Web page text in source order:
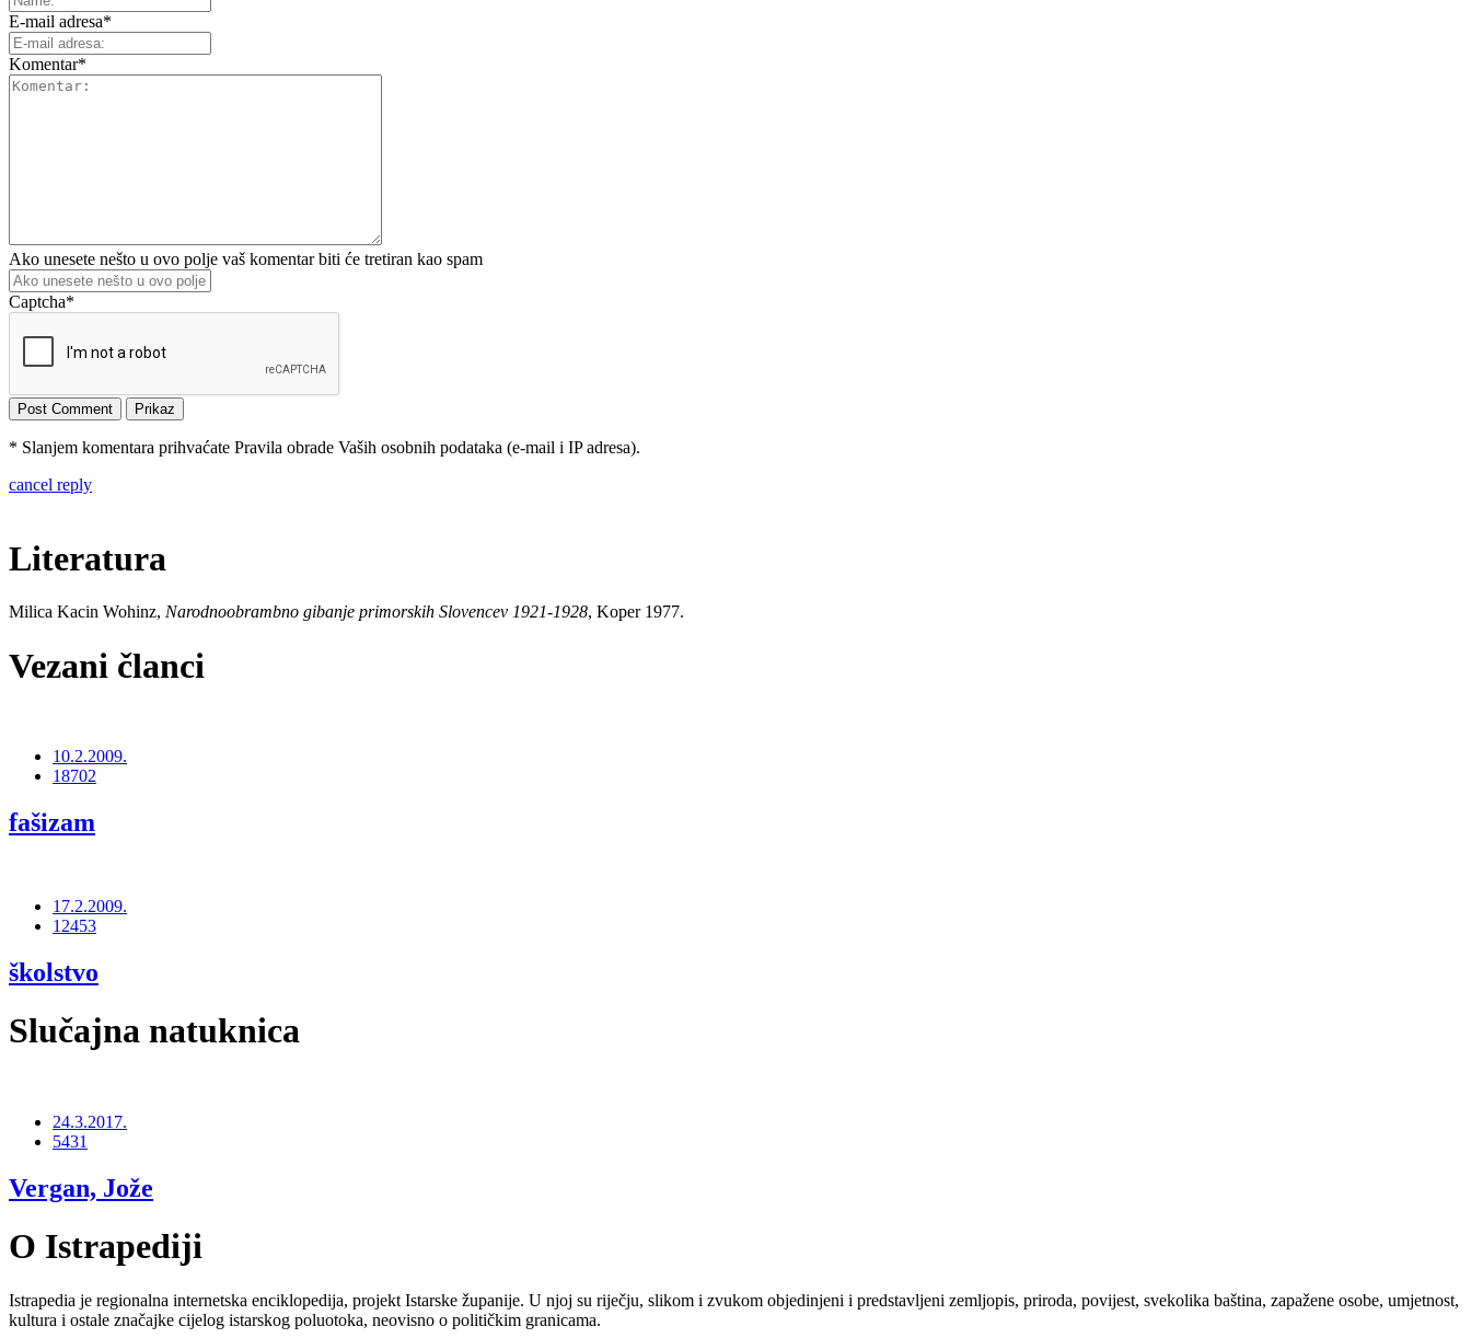
E-mail adresa*
Komentar*
Ako unesete nešto u ovo polje vaš komentar biti će tretiran kao spam
Captcha*
* Slanjem komentara prihvaćate Pravila obrade Vaših osobnih podataka (e-mail i IP adresa).
cancel reply
Literatura
Milica Kacin Wohinz, Narodnoobrambno gibanje primorskih Slovencev 1921-1928, Koper 1977.
Vezani članci
10.2.2009.
18702
fašizam
17.2.2009.
12453
školstvo
Slučajna natuknica
24.3.2017.
5431
Vergan, Jože
O Istrapediji
Istrapedia je regionalna internetska enciklopedija, projekt Istarske županije. U njoj su riječju, slikom i zvukom objedinjeni i predstavljeni zemljopis, priroda, povijest, svekolika baština, zapažene osobe, umjetnost,
kultura i ostale značajke cijelog istarskog poluotoka, neovisno o političkim granicama.